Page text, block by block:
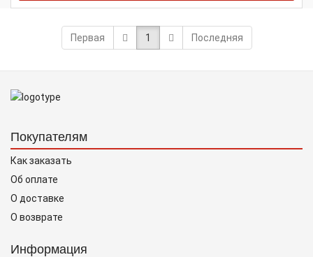
Первая 1 Последняя
Покупателям
Как заказать
Об оплате
О доставке
О возврате
Информация